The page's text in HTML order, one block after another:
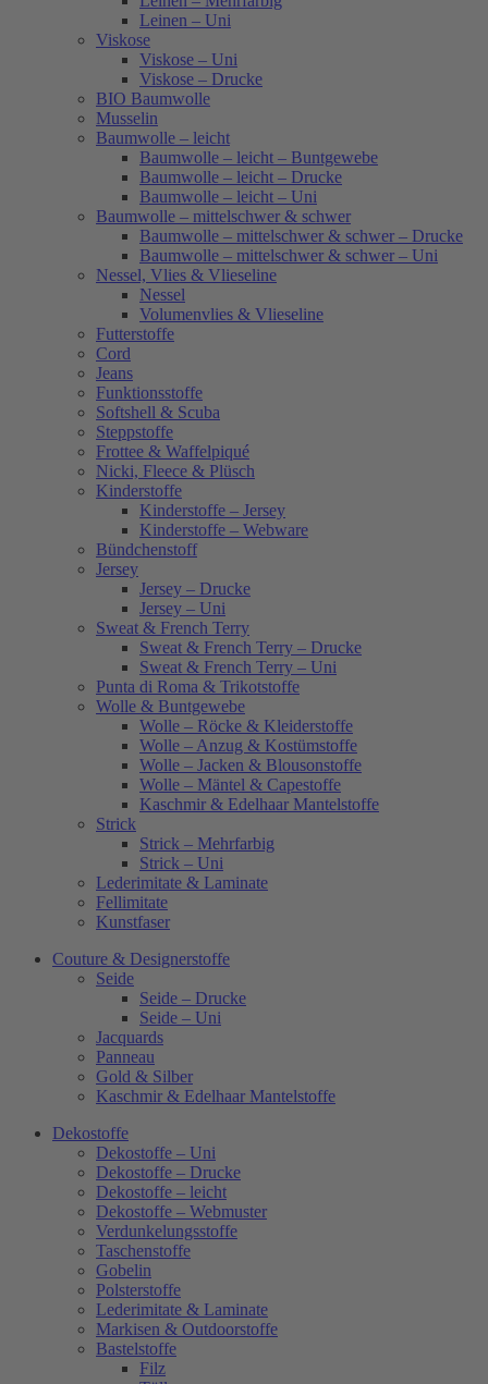
Leinen – Uni
Viskose
Viskose – Uni
Viskose – Drucke
BIO Baumwolle
Musselin
Baumwolle – leicht
Baumwolle – leicht – Buntgewebe
Baumwolle – leicht – Drucke
Baumwolle – leicht – Uni
Baumwolle – mittelschwer & schwer
Baumwolle – mittelschwer & schwer – Drucke
Baumwolle – mittelschwer & schwer – Uni
Nessel, Vlies & Vlieseline
Nessel
Volumenvlies & Vlieseline
Futterstoffe
Cord
Jeans
Funktionsstoffe
Softshell & Scuba
Steppstoffe
Frottee & Waffelpiqué
Nicki, Fleece & Plüsch
Kinderstoffe
Kinderstoffe – Jersey
Kinderstoffe – Webware
Bündchenstoff
Jersey
Jersey – Drucke
Jersey – Uni
Sweat & French Terry
Sweat & French Terry – Drucke
Sweat & French Terry – Uni
Punta di Roma & Trikotstoffe
Wolle & Buntgewebe
Wolle – Röcke & Kleiderstoffe
Wolle – Anzug & Kostümstoffe
Wolle – Jacken & Blousonstoffe
Wolle – Mäntel & Capestoffe
Kaschmir & Edelhaar Mantelstoffe
Strick
Strick – Mehrfarbig
Strick – Uni
Lederimitate & Laminate
Fellimitate
Kunstfaser
Couture & Designerstoffe
Seide
Seide – Drucke
Seide – Uni
Jacquards
Panneau
Gold & Silber
Kaschmir & Edelhaar Mantelstoffe
Dekostoffe
Dekostoffe – Uni
Dekostoffe – Drucke
Dekostoffe – leicht
Dekostoffe – Webmuster
Verdunkelungsstoffe
Taschenstoffe
Gobelin
Polsterstoffe
Lederimitate & Laminate
Markisen & Outdoorstoffe
Bastelstoffe
Filz